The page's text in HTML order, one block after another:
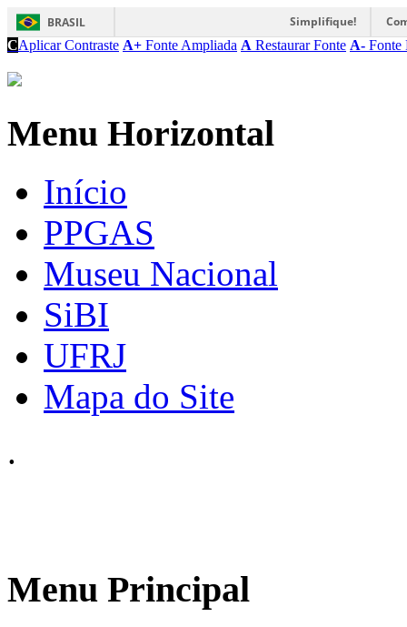
BRASIL Simplifique!
CAplicar Contraste A+ Fonte Ampliada A Restaurar Fonte A- Fonte
Menu Horizontal
Início
PPGAS
Museu Nacional
SiBI
UFRJ
Mapa do Site
.
Menu Principal